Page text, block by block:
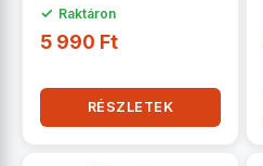
✓ Raktáron
5 990 Ft
RÉSZLETEK